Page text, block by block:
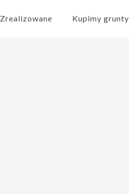
Zrealizowane Kupimy grunty